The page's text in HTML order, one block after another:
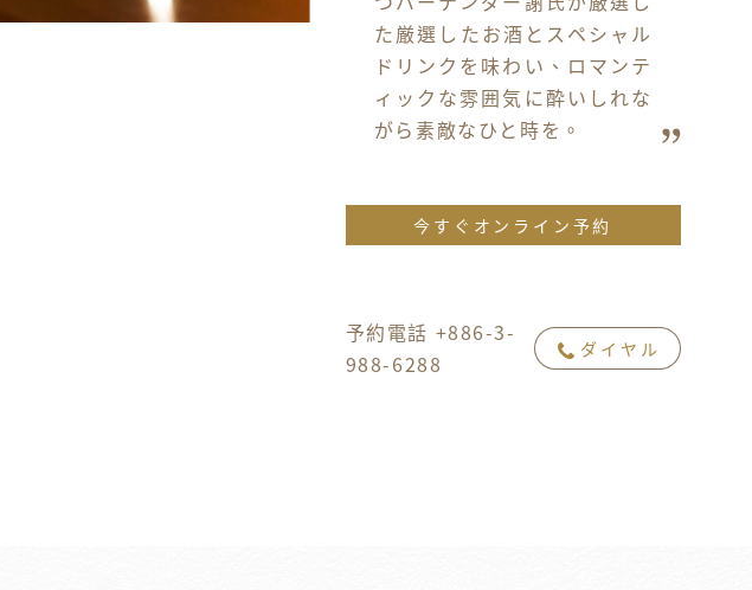
た厳選したお酒とスペシャル
ドリンクを味わい、ロマンテ
ィックな雰囲気に酔いしれな
がら素敵なひと時を。
今すぐオンライン予約
予約電話 +886-3-
988-6288
ダイヤル